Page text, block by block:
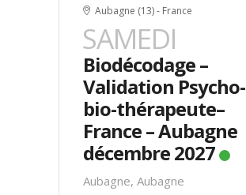
Aubagne (13) - France
SAMEDI
Biodécodage –
Validation Psycho-
bio-thérapeute–
France – Aubagne
décembre 2027
Aubagne, Aubagne